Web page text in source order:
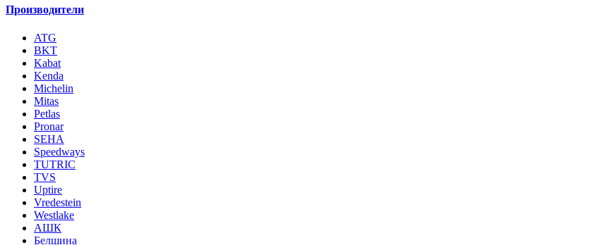
Производители
ATG
BKT
Kabat
Kenda
Michelin
Mitas
Petlas
Pronar
SEHA
Speedways
TUTRIC
TVS
Uptire
Vredestein
Westlake
АШК
Белшина